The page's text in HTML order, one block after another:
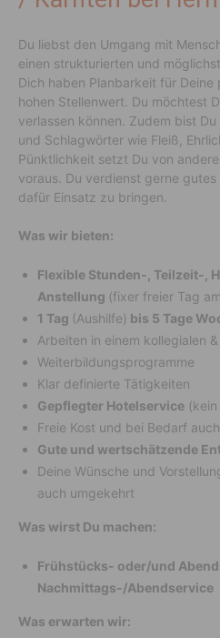
Du liebst den Umgang mit
einen strukturierten und
Dich haben Planbarkeit für
hohen Stellenwert. Du möchtest
verlassen können. Zudem bist
und Schlagwörter wie Fleiß,
Pünktlichkeit setzt Du von
voraus. Du verdienst gerne
dafür Einsatz zu bringen.
Was wir bieten:
Flexible Stunden-, Teilzeit-,
Anstellung (fixer freier Tag
1 Tag (Aushilfe) bis 5 Tage
Arbeiten in einem kollegialen
Weiterbildungsprogramme
Klar definierte Tätigkeiten
Gepflegter Hotelservice
Freie Kost und bei Bedarf
Gute und wertschätzende
Deine Wünsche und
auch umgekehrt
Was wirst Du machen:
Frühstücks- oder/und
Nachmittags-/Abendservice
Was erwarten wir: